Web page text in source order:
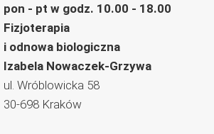
pon - pt w godz. 10.00 - 18.00
Fizjoterapia
i odnowa biologiczna
Izabela Nowaczek-Grzywa
ul. Wróblowicka 58
30-698 Kraków